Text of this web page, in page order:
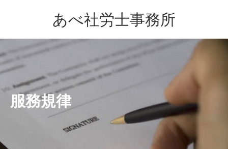
あべ社労士事務所
服務規律